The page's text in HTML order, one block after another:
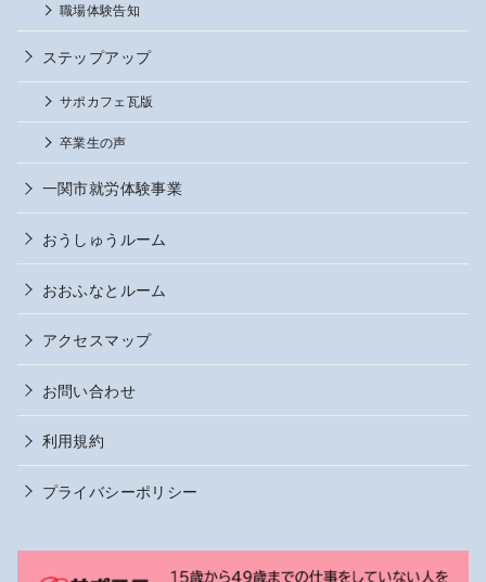
職場体験告知
ステップアップ
サポカフェ瓦版
卒業生の声
一関市就労体験事業
おうしゅうルーム
おおふなとルーム
アクセスマップ
お問い合わせ
利用規約
プライバシーポリシー